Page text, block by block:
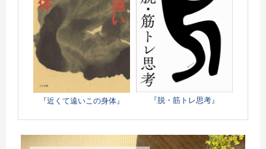
『近くて遠いこの身体』 『脱・筋トレ思考』